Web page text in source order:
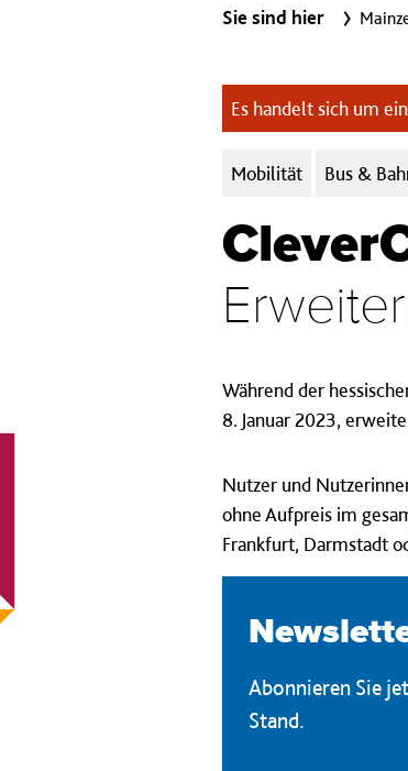
Sie sind hier
Es handelt sich um
Kategorien:
Mobilität Bus &
Während der
8. Januar 2023,
Nutzer und
ohne Aufpreis im
Frankfurt, Darmstadt
Abonnieren Sie
Stand.